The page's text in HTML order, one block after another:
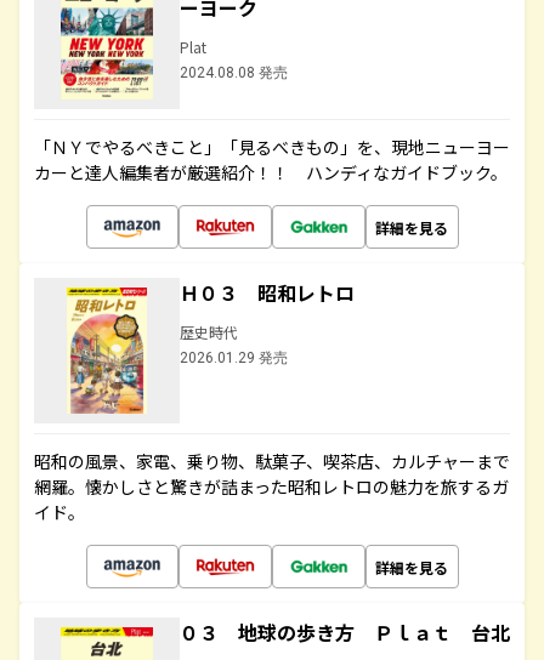
ーヨーク
Plat
2024.08.08 発売
「ＮＹでやるべきこと」「見るべきもの」を、現地ニューヨー
カーと達人編集者が厳選紹介！！ ハンディなガイドブック。
詳細を見る
Ｈ０３ 昭和レトロ
歴史時代
2026.01.29 発売
昭和の風景、家電、乗り物、駄菓子、喫茶店、カルチャーまで
網羅。懐かしさと驚きが詰まった昭和レトロの魅力を旅するガ
イド。
詳細を見る
０３ 地球の歩き方 Ｐｌａｔ 台北